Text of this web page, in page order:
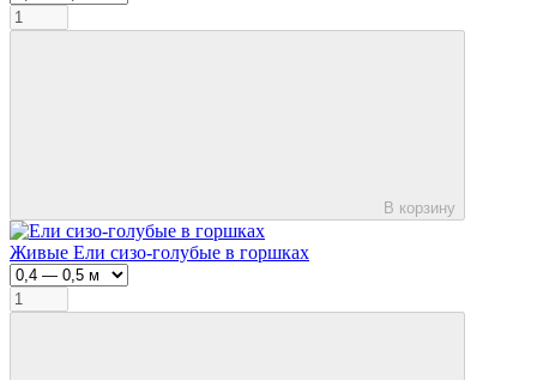
В корзину
Живые Ели сизо-голубые в горшках